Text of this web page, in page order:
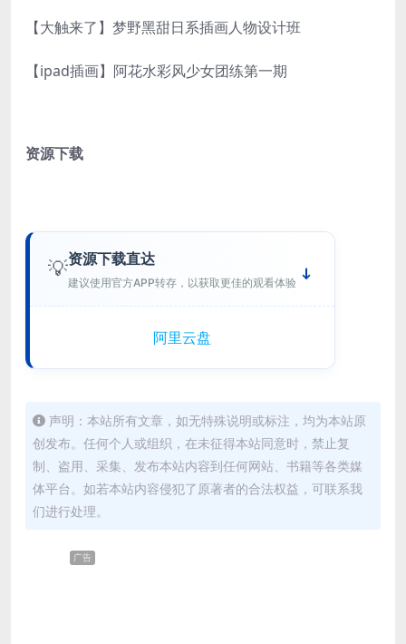
【大触来了】梦野黑甜日系插画人物设计班
【ipad插画】阿花水彩风少女团练第一期
资源下载
💡资源下载直达
建议使用官方APP转存，以获取更佳的观看体验
阿里云盘
声明：本站所有文章，如无特殊说明或标注，均为本站原
创发布。任何个人或组织，在未征得本站同意时，禁止复
制、盗用、采集、发布本站内容到任何网站、书籍等各类媒
体平台。如若本站内容侵犯了原著者的合法权益，可联系我
们进行处理。
广告